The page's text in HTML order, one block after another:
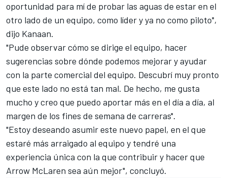
oportunidad para mí de probar las aguas de estar en el
otro lado de un equipo, como líder y ya no como piloto",
dijo Kanaan.
"Pude observar cómo se dirige el equipo, hacer
sugerencias sobre dónde podemos mejorar y ayudar
con la parte comercial del equipo. Descubrí muy pronto
que este lado no está tan mal. De hecho, me gusta
mucho y creo que puedo aportar más en el día a día, al
margen de los fines de semana de carreras".
"Estoy deseando asumir este nuevo papel, en el que
estaré más arraigado al equipo y tendré una
experiencia única con la que contribuir y hacer que
Arrow McLaren sea aún mejor", concluyó.